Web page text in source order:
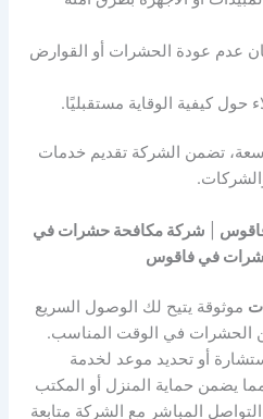
عدم عودة الحشرات أو القوارض
حول كيفية الوقاية مستقبليًا.
تضمن الشركة تقديم خدمات
شركة مكافحة حشرات في
في فاقوس
موثوقة يتيح لك الوصول السريع
الحشرات في الوقت المناسب.
أو تحديد موعد لخدمة
يضمن حماية المنزل أو المكتب
المباشر مع الشركة متابعة